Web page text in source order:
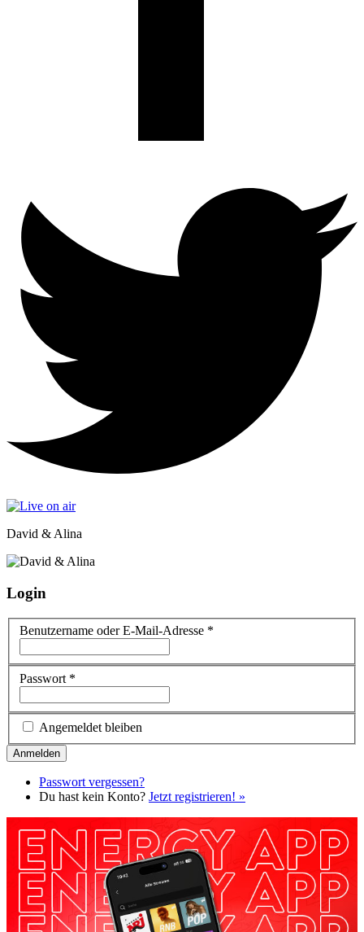
David & Alina
Login
Benutzername oder E-Mail-Adresse *
Passwort *
Angemeldet bleiben
Passwort vergessen?
Du hast kein Konto? Jetzt registrieren! »